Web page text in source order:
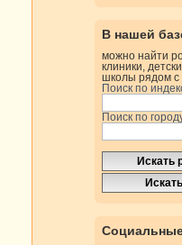
В нашей
можно найти
клиники,
школы рядом
Поиск по
Поиск по